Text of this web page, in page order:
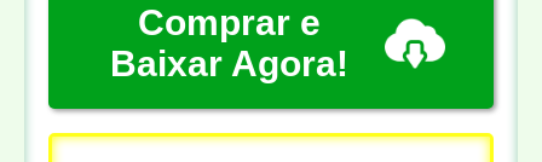
Comprar e
Baixar Agora!